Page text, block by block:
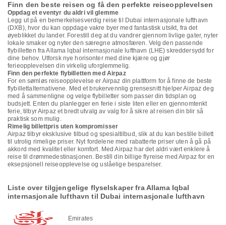
Finn den beste reisen og få den perfekte reiseopplevelsen
Oppdag et eventyr du aldri vil glemme
Legg ut på en bemerkelsesverdig reise til Dubai internasjonale lufthavn
(DXB), hvor du kan oppdage vakre byer med fantastisk utsikt, fra det
øyeblikket du lander. Forestill deg at du vandrer gjennom livlige gater, nyter
lokale smaker og nyter den særegne atmosfæren. Velg den passende
flybilletten fra Allama Iqbal internasjonale lufthavn (LHE) skreddersydd for
dine behov. Utforsk nye horisonter med dine kjære og gjør
ferieopplevelsen din virkelig uforglemmelig.
Finn den perfekte flybilletten med Airpaz
For en sømløs reiseopplevelse er Airpaz din plattform for å finne de beste
flybillettalternativene. Med et brukervennlig grensesnitt hjelper Airpaz deg
med å sammenligne og velge flybilletter som passer din tidsplan og
budsjett. Enten du planlegger en ferie i siste liten eller en gjennomtenkt
ferie, tilbyr Airpaz et bredt utvalg av valg for å sikre at reisen din blir så
praktisk som mulig.
Rimelig billettpris uten kompromisser
Airpaz tilbyr eksklusive tilbud og spesialtilbud, slik at du kan bestille billett
til utrolig rimelige priser. Nyt fordelene med rabatterte priser uten å gå på
akkord med kvalitet eller komfort. Med Airpaz har det aldri vært enklere å
reise til drømmedestinasjonen. Bestill din billige flyreise med Airpaz for en
eksepsjonell reiseopplevelse og uslåelige besparelser.
Liste over tilgjengelige flyselskaper fra Allama Iqbal
internasjonale lufthavn til Dubai internasjonale lufthavn
Emirates